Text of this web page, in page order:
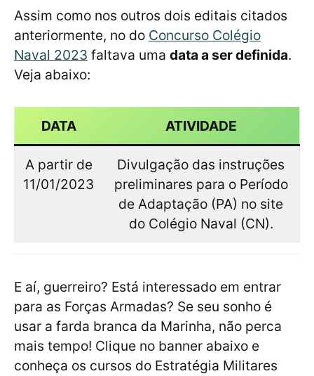
Assim como nos outros dois editais citados
anteriormente, no do Concurso Colégio
Naval 2023 faltava uma data a ser definida.
Veja abaixo:
DATA ATIVIDADE
A partir de
11/01/2023
Divulgação das instruções
preliminares para o Período
de Adaptação (PA) no site
do Colégio Naval (CN).
E aí, guerreiro? Está interessado em entrar
para as Forças Armadas? Se seu sonho é
usar a farda branca da Marinha, não perca
mais tempo! Clique no banner abaixo e
conheça os cursos do Estratégia Militares